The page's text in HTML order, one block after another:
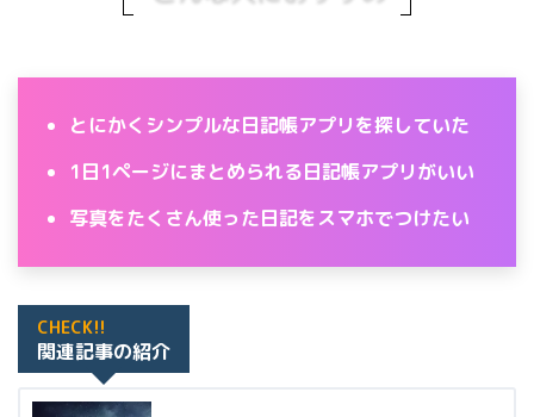
とにかくシンプルな日記帳アプリを探していた
1日1ページにまとめられる日記帳アプリがいい
写真をたくさん使った日記をスマホでつけたい
CHECK!!
関連記事の紹介